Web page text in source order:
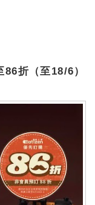
折（至18/6）